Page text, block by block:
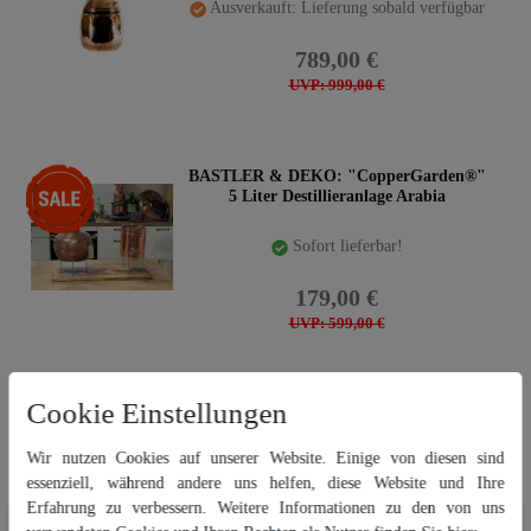
Ausverkauft: Lieferung sobald verfügbar
UVP: 999,00 €
789,00 €
-70%
BASTLER & DEKO: "CopperGarden®"
5 Liter Destillieranlage Arabia
Sofort lieferbar!
UVP: 599,00 €
179,00 €
-28%
SONDERPREIS: "CopperGarden®" 300
Liter Kolonnenbrennerei | Aromadestille
Sofort lieferbar!
Cookie Einstellungen
Wir nutzen Cookies auf unserer Website. Einige von diesen sind
essenziell, während andere uns helfen, diese Website und Ihre
Erfahrung zu verbessern. Weitere Informationen zu den von uns